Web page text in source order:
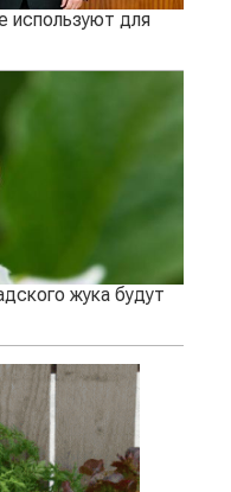
используют для
жука будут